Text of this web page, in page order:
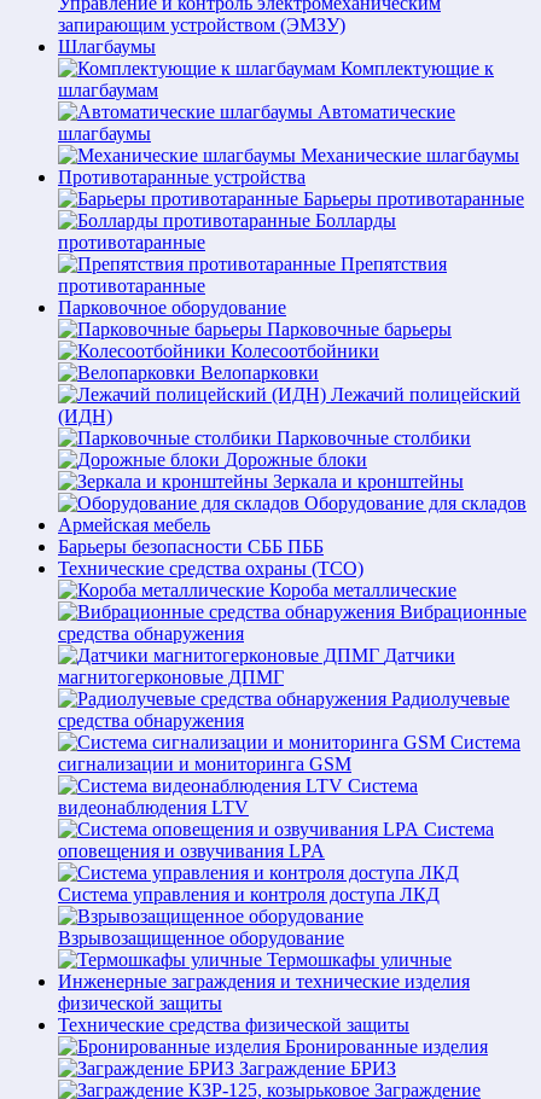
запирающим устройством (ЭМЗУ)
Шлагбаумы
Комплектующие к
шлагбаумам
Автоматические
шлагбаумы
Механические шлагбаумы
Противотаранные устройства
Барьеры противотаранные
Болларды
противотаранные
Препятствия
противотаранные
Парковочное оборудование
Парковочные барьеры
Колесоотбойники
Велопарковки
Лежачий полицейский
(ИДН)
Парковочные столбики
Дорожные блоки
Зеркала и кронштейны
Оборудование для складов
Армейская мебель
Барьеры безопасности СББ ПББ
Технические средства охраны (ТСО)
Короба металлические
Вибрационные
средства обнаружения
Датчики
магнитогерконовые ДПМГ
Радиолучевые
средства обнаружения
Система
сигнализации и мониторинга GSM
Система
видеонаблюдения LTV
Система
оповещения и озвучивания LPA
Система управления и контроля доступа ЛКД
Взрывозащищенное оборудование
Термошкафы уличные
Инженерные заграждения и технические изделия
физической защиты
Технические средства физической защиты
Бронированные изделия
Заграждение БРИЗ
Заграждение